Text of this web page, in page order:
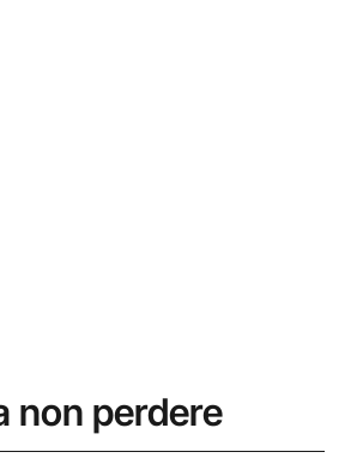
non perdere